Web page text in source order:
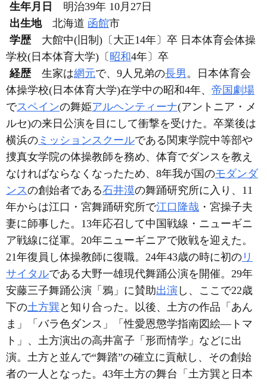
生年月日
明治39年 10月27日
出生地
北海道 函館市
学歴
大館中(旧制)〔大正14年〕卒 日本体育会体操
学校(日本体育大学)〔 昭和4年〕卒
経歴
生家は網元で、9人兄弟の長男。日本体育会
体操学校(日本体育大学)在学中の昭和4年、 帝国劇場
でスペインの舞姫アルヘンティーナ(アントニア・メ
ルセ)の来日公演を目にして衝撃を受けた。卒業後は
横浜の ミッションスクールである関東学院中等部や
捜真女学院の体操教師を務め、体育でダンスを教え
なければならなくなったため、8年我が国のモダンダ
ンスの創始者である石井漠の舞踊研究所に入り、11
年からは江口・宮舞踊研究所で江口隆哉 ・宮操子夫
妻に師事した。13年応召して中国戦線・ニューギニ
ア戦線に従軍。20年ニューギニアで敗戦を迎えた。
21年復員し体操教師に復職。24年43歳の時に初の リ
サイタルである大野一雄現代舞踊公演を開催。29年
安藤三子舞踊公演「鴉」に賛助出演 し、ここで22歳
下の土方巽と知り合った。以後、土方の作品「あん
ま」「バラ色ダンス」「性愛恩懲学指南図絵―トマ
ト」、土方演出の高井富子「形而情学」などに出
演。土方と並んで“舞踏”の確立に貢献し、その創始
者の一人となった。43年土方の舞台「土方巽と日本